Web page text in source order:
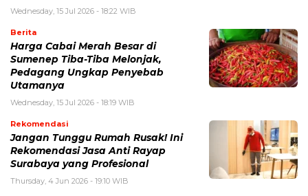
Wednesday, 15 Jul 2026 - 18:22 WIB
Berita
Harga Cabai Merah Besar di
Sumenep Tiba-Tiba Melonjak,
Pedagang Ungkap Penyebab
Utamanya
Wednesday, 15 Jul 2026 - 18:19 WIB
Rekomendasi
Jangan Tunggu Rumah Rusak! Ini
Rekomendasi Jasa Anti Rayap
Surabaya yang Profesional
Thursday, 4 Jun 2026 - 19:10 WIB